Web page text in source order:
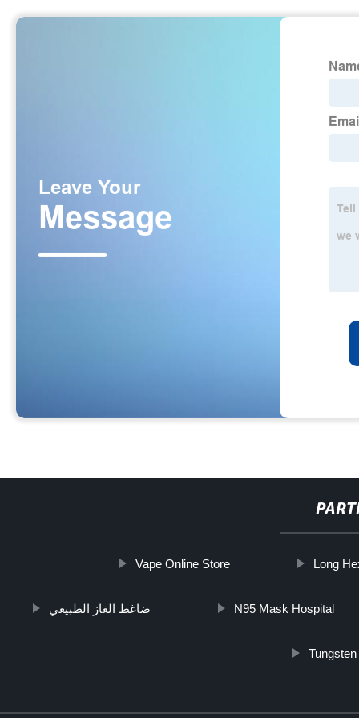
Vape Online Store Long
ضاغط الغاز الطبيعي N95 Mask Hospital